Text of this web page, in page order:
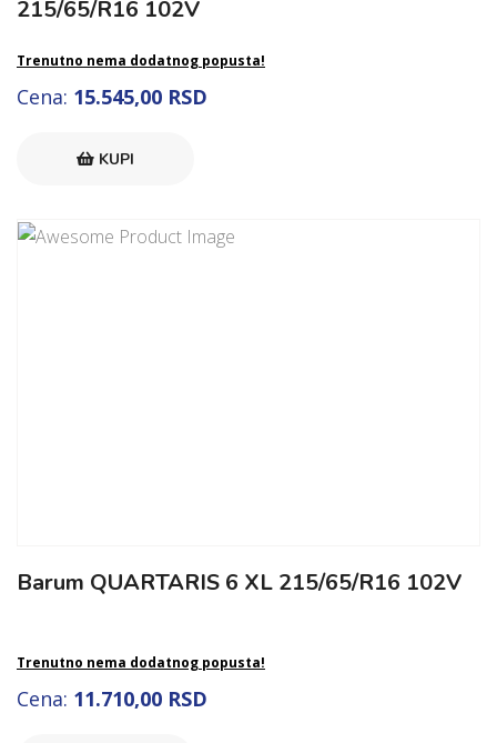
215/65/R16 102V
Trenutno nema dodatnog popusta!
Cena: 15.545,00 RSD
KUPI
Barum QUARTARIS 6 XL 215/65/R16 102V
Trenutno nema dodatnog popusta!
Cena: 11.710,00 RSD